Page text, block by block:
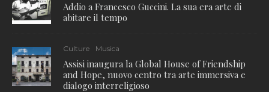
Addio a Francesco Guccini. La sua era arte di
abitare il tempo
Culture Musica
Assisi inaugura la Global House of Friendship
and Hope, nuovo centro tra arte immersiva e
dialogo interreligioso